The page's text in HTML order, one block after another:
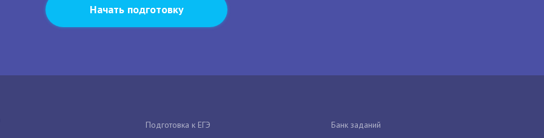
Начать подготовку
Подготовка к ЕГЭ Банк заданий